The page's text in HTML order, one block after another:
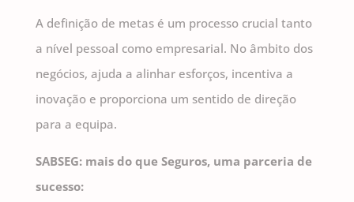
A definição de metas é um processo crucial tanto
a nível pessoal como empresarial. No âmbito dos
negócios, ajuda a alinhar esforços, incentiva a
inovação e proporciona um sentido de direção
para a equipa.
SABSEG: mais do que Seguros, uma parceria de
sucesso: